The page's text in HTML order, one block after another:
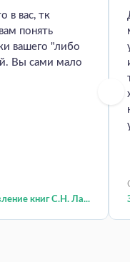
в вас, тк
понять
вашего "либо
Вы сами мало
книг С.Н. Ла...